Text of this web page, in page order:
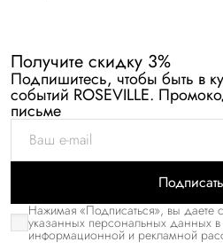
Получите скидку 3%
Подпишитесь, чтобы быть в
событий ROSEVILLE.
письме
Нажимая «Подписаться», вы даете
указанных персональных данных в
информационной и рекламной